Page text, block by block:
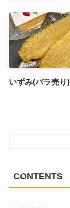
いずみ(バラ売り)
CONTENTS